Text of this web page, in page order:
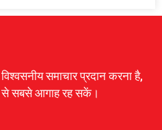
समाचार प्रदान करना है,
से सबसे आगाह रह सकें।